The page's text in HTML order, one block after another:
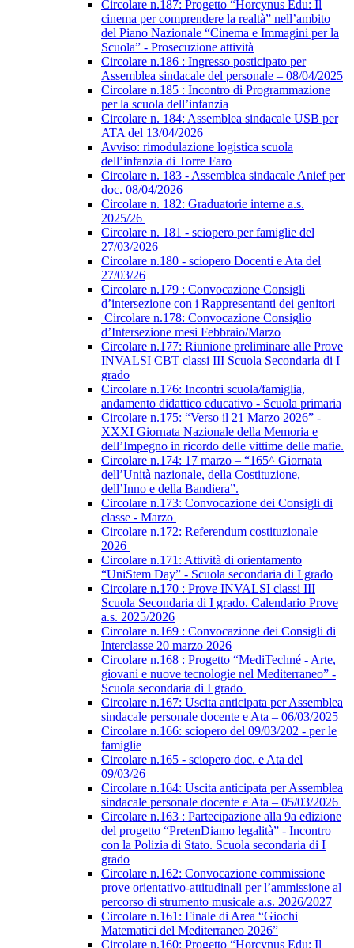
Circolare n.187: Progetto “Horcynus Edu: Il
cinema per comprendere la realtà” nell’ambito
del Piano Nazionale “Cinema e Immagini per la
Scuola” - Prosecuzione attività
Circolare n.186 : Ingresso posticipato per
Assemblea sindacale del personale – 08/04/2025
Circolare n.185 : Incontro di Programmazione
per la scuola dell’infanzia
Circolare n. 184: Assemblea sindacale USB per
ATA del 13/04/2026
Avviso: rimodulazione logistica scuola
dell’infanzia di Torre Faro
Circolare n. 183 - Assemblea sindacale Anief per
doc. 08/04/2026
Circolare n. 182: Graduatorie interne a.s.
2025/26
Circolare n. 181 - sciopero per famiglie del
27/03/2026
Circolare n.180 - sciopero Docenti e Ata del
27/03/26
Circolare n.179 : Convocazione Consigli
d’intersezione con i Rappresentanti dei genitori
Circolare n.178: Convocazione Consiglio
d’Intersezione mesi Febbraio/Marzo
Circolare n.177: Riunione preliminare alle Prove
INVALSI CBT classi III Scuola Secondaria di I
grado
Circolare n.176: Incontri scuola/famiglia,
andamento didattico educativo - Scuola primaria
Circolare n.175: “Verso il 21 Marzo 2026” -
XXXI Giornata Nazionale della Memoria e
dell’Impegno in ricordo delle vittime delle mafie.
Circolare n.174: 17 marzo – “165^ Giornata
dell’Unità nazionale, della Costituzione,
dell’Inno e della Bandiera”.
Circolare n.173: Convocazione dei Consigli di
classe - Marzo
Circolare n.172: Referendum costituzionale
2026
Circolare n.171: Attività di orientamento
“UniStem Day” - Scuola secondaria di I grado
Circolare n.170 : Prove INVALSI classi III
Scuola Secondaria di I grado. Calendario Prove
a.s. 2025/2026
Circolare n.169 : Convocazione dei Consigli di
Interclasse 20 marzo 2026
Circolare n.168 : Progetto “MediTechné - Arte,
giovani e nuove tecnologie nel Mediterraneo” -
Scuola secondaria di I grado
Circolare n.167: Uscita anticipata per Assemblea
sindacale personale docente e Ata – 06/03/2025
Circolare n.166: sciopero del 09/03/202 - per le
famiglie
Circolare n.165 - sciopero doc. e Ata del
09/03/26
Circolare n.164: Uscita anticipata per Assemblea
sindacale personale docente e Ata – 05/03/2026
Circolare n.163 : Partecipazione alla 9a edizione
del progetto “PretenDiamo legalità” - Incontro
con la Polizia di Stato. Scuola secondaria di I
grado
Circolare n.162: Convocazione commissione
prove orientativo-attitudinali per l’ammissione al
percorso di strumento musicale a.s. 2026/2027
Circolare n.161: Finale di Area “Giochi
Matematici del Mediterraneo 2026”
Circolare n.160: Progetto “Horcynus Edu: Il